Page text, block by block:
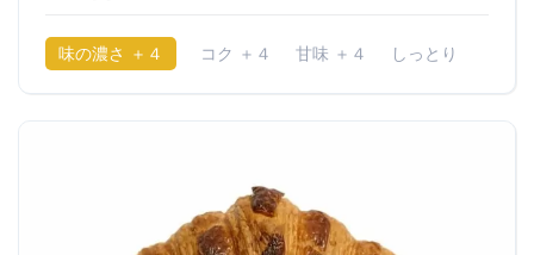
味の濃さ ＋４ コク ＋４ 甘味 ＋４ しっとり